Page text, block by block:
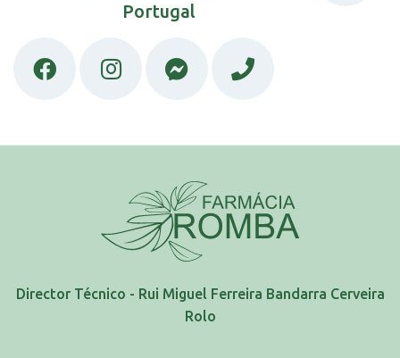
Portugal
Director Técnico - Rui Miguel Ferreira Bandarra Cerveira
Rolo